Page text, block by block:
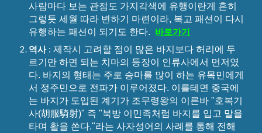
사람마다 보는 관점도 가지각색에 유행이란게 흔히
그렇듯 세월 따라 변하기 마련이라, 복고 패션이 다시
유행하는 패션이 되기도 한다.
바로가기
역사 :제작시 고려할 점이 많은 바지보다 허리에 두
르기만 하면 되는 치마의 등장이 인류사에서 먼저였
다. 바지의 형태는 주로 승마를 많이 하는 유목민에게
서 정주민으로 전파가 이루어졌다. 이를테면 중국에
는 바지가 도입된 계기가 조무령왕의 이른바 "호복기
사(胡服騎射)" 즉 "북방 이민족처럼 바지를 입고 말을
타며 활을 쏜다."라는 사자성어의 사례를 통해 전해